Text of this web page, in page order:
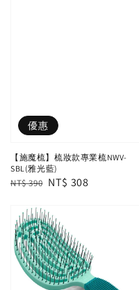
優惠
【施魔梳】梳妝款專業梳NWV-
SBL(雅光藍)
Regular
NT$ 390 Sale
NT$ 308